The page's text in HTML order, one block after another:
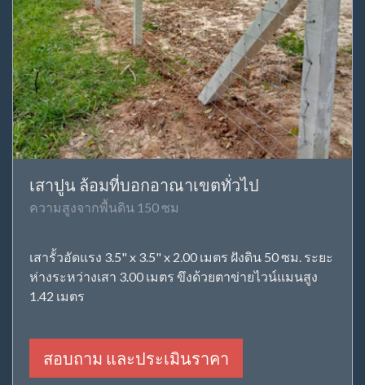
เสาปูน ล้อมที่บอกอาณาเขตทั่วไป
ความสูงจากพื้นดิน 150 ซม
เสารั้วอัดแรง 3.5" x 3.5" x 2.00 เมตร ฝังดิน 50 ซม. ระยะ
ห่างระหว่างเสา 3.00 เมตร ขึงด้วยตาข่ายไวน์แมนสูง
1.42 เมตร
สอบถาม และประเมินราคา